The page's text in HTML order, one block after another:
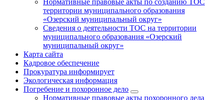
Нормативные правовые акты по созданию ТОС
территории муниципального образования
«Озерский муниципальный округ»
Сведения о деятельности ТОС на территории
муниципального образования «Озерский
муниципальный округ»
Карта сайта
Кадровое обеспечение
Прокуратура информирует
Экологическая информация
Погребение и похоронное дело
Нормативные правовые акты похоронного дела